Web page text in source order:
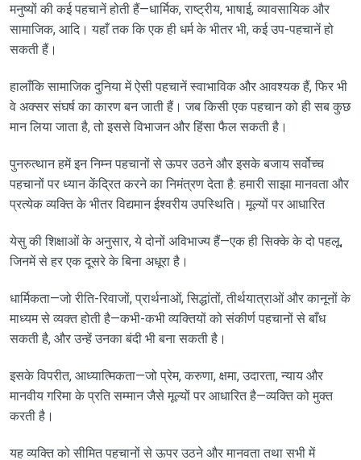
मनुष्यों की कई पहचानें होती हैं—धार्मिक, राष्ट्रीय, भाषाई, व्यावसायिक और
सामाजिक, आदि। यहाँ तक कि एक ही धर्म के भीतर भी, कई उप-पहचानें हो
सकती हैं।
हालाँकि सामाजिक दुनिया में ऐसी पहचानें स्वाभाविक और आवश्यक हैं, फिर भी
वे अक्सर संघर्ष का कारण बन जाती हैं। जब किसी एक पहचान को ही सब कुछ
मान लिया जाता है, तो इससे विभाजन और हिंसा फैल सकती है।
पुनरुत्थान हमें इन निम्न पहचानों से ऊपर उठने और इसके बजाय सर्वोच्च
पहचानों पर ध्यान केंद्रित करने का निमंत्रण देता है: हमारी साझा मानवता और
प्रत्येक व्यक्ति के भीतर विद्यमान ईश्वरीय उपस्थिति। मूल्यों पर आधारित
येसु की शिक्षाओं के अनुसार, ये दोनों अविभाज्य हैं—एक ही सिक्के के दो पहलू,
जिनमें से हर एक दूसरे के बिना अधूरा है।
धार्मिकता—जो रीति-रिवाजों, प्रार्थनाओं, सिद्धांतों, तीर्थयात्राओं और कानूनों के
माध्यम से व्यक्त होती है—कभी-कभी व्यक्तियों को संकीर्ण पहचानों से बाँध
सकती है, और उन्हें उनका बंदी भी बना सकती है।
इसके विपरीत, आध्यात्मिकता—जो प्रेम, करुणा, क्षमा, उदारता, न्याय और
मानवीय गरिमा के प्रति सम्मान जैसे मूल्यों पर आधारित है—व्यक्ति को मुक्त
करती है।
यह व्यक्ति को सीमित पहचानों से ऊपर उठने और मानवता तथा सभी में